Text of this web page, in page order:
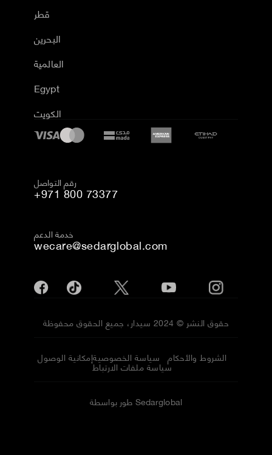
قطر
البحرين
العالمية
Egypt
الكويت
رقم التواصل
+971 800 73377
خدمة الدعم
wecare@sedarglobal.com
حقوق النشر © 2024 سيدار، جميع الحقوق محفوظة
إمكانية الوصولسياسة الخصوصية الشروط والأحكام
سياسة ملفات الارتباط
طور بواسطة Sedarglobal